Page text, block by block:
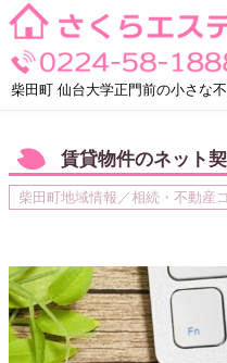
Skip
to
content
柴田町 仙台大学正門前の小さな
賃貸物件のネット
柴田町地域情報／相続・不動産